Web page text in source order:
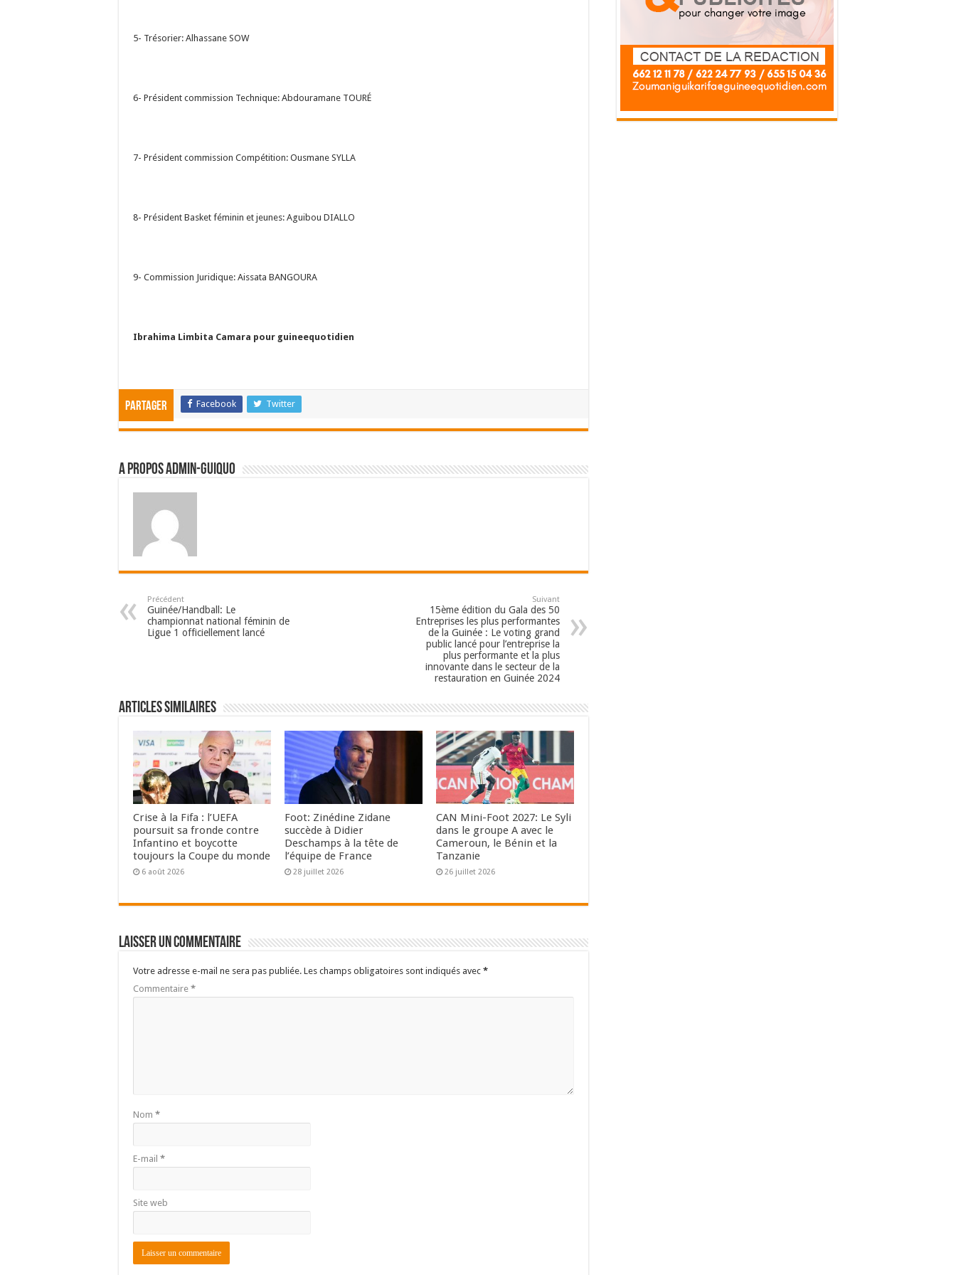
5- Trésorier: Alhassane SOW
6- Président commission Technique: Abdouramane TOURÉ
7- Président commission Compétition: Ousmane SYLLA
8- Président Basket féminin et jeunes: Aguibou DIALLO
9- Commission Juridique: Aissata BANGOURA
Ibrahima Limbita Camara pour guineequotidien
Partager Facebook Twitter
A propos admin-guiquo
Précédent
Guinée/Handball: Le
championnat national féminin de
Ligue 1 officiellement lancé
Suivant
15ème édition du Gala des 50
Entreprises les plus performantes
de la Guinée : Le voting grand
public lancé pour l’entreprise la
plus performante et la plus
innovante dans le secteur de la
restauration en Guinée 2024
Articles Similaires
Crise à la Fifa : l’UEFA
poursuit sa fronde contre
Infantino et boycotte
toujours la Coupe du monde
6 août 2026
Foot: Zinédine Zidane
succède à Didier
Deschamps à la tête de
l’équipe de France
28 juillet 2026
CAN Mini-Foot 2027: Le Syli
dans le groupe A avec le
Cameroun, le Bénin et la
Tanzanie
26 juillet 2026
Laisser un commentaire
Votre adresse e-mail ne sera pas publiée. Les champs obligatoires sont indiqués avec *
Commentaire *
Nom *
E-mail *
Site web